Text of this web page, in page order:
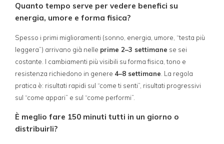
Quanto tempo serve per vedere benefici su
energia, umore e forma fisica?
Spesso i primi miglioramenti (sonno, energia, umore, “testa più
leggera”) arrivano già nelle prime 2–3 settimane se sei
costante. I cambiamenti più visibili su forma fisica, tono e
resistenza richiedono in genere 4–8 settimane . La regola
pratica è: risultati rapidi sul “come ti senti”, risultati progressivi
sul “come appari” e sul “come performi”.
È meglio fare 150 minuti tutti in un giorno o
distribuirli?